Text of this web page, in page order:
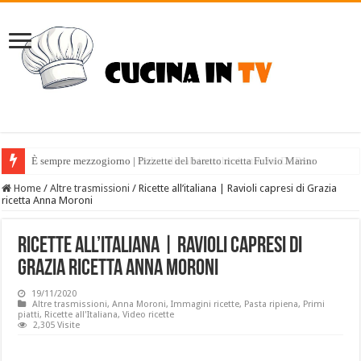
È sempre mezzogiorno | Pizzette del baretto ricetta Fulvio Marino
Home / Altre trasmissioni / Ricette all’italiana | Ravioli capresi di Grazia
ricetta Anna Moroni
Ricette all’italiana | Ravioli capresi di
Grazia ricetta Anna Moroni
19/11/2020
Altre trasmissioni,Anna Moroni,Immagini ricette, Pasta ripiena, Primi
piatti, Ricette all'Italiana,Video ricette
2,305 Visite